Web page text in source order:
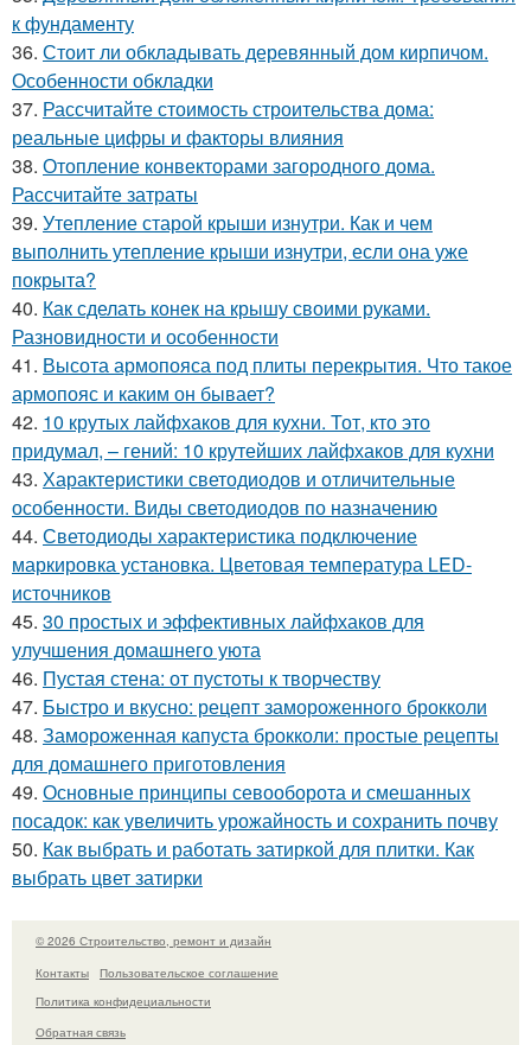
к фундаменту
36. Стоит ли обкладывать деревянный дом кирпичом.
Особенности обкладки
37. Рассчитайте стоимость строительства дома:
реальные цифры и факторы влияния
38. Отопление конвекторами загородного дома.
Рассчитайте затраты
39. Утепление старой крыши изнутри. Как и чем
выполнить утепление крыши изнутри, если она уже
покрыта?
40. Как сделать конек на крышу своими руками.
Разновидности и особенности
41. Высота армопояса под плиты перекрытия. Что такое
армопояс и каким он бывает?
42. 10 крутых лайфхаков для кухни. Тот, кто это
придумал, – гений: 10 крутейших лайфхаков для кухни
43. Характеристики светодиодов и отличительные
особенности. Виды светодиодов по назначению
44. Светодиоды характеристика подключение
маркировка установка. Цветовая температура LED-
источников
45. 30 простых и эффективных лайфхаков для
улучшения домашнего уюта
46. Пустая стена: от пустоты к творчеству
47. Быстро и вкусно: рецепт замороженного брокколи
48. Замороженная капуста брокколи: простые рецепты
для домашнего приготовления
49. Основные принципы севооборота и смешанных
посадок: как увеличить урожайность и сохранить почву
50. Как выбрать и работать затиркой для плитки. Как
выбрать цвет затирки
© 2026 Строительство, ремонт и дизайн
Контакты
Пользовательское соглашение
Политика конфидециальности
Обратная связь